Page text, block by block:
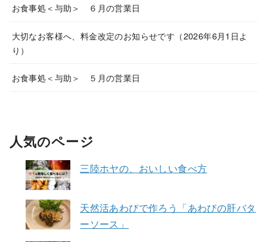
お食事処＜与助＞ ６月の営業日
大切なお客様へ、料金改定のお知らせです（2026年6月1日よ
り）
お食事処＜与助＞ ５月の営業日
人気のページ
三陸ホヤの、おいしい食べ方
天然活あわびで作ろう「あわびの肝バタ
ーソース」